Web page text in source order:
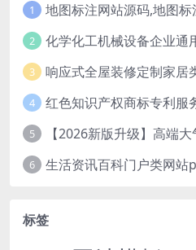
1
2
3
4
5
6
标签